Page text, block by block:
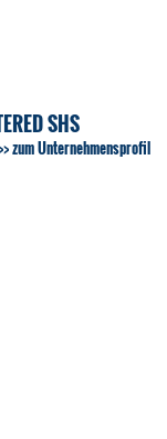
SHS
zum Unternehmensprofil